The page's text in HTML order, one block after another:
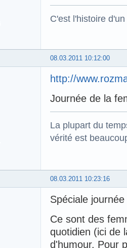
C'est l'histoire
08.03.2011 10:12:00
http://
Journée de la
La plupart du
vérité est
08.03.2011 10:23:16
Spéciale
Ce sont des
quotidien (ici de
d'humour. Pour